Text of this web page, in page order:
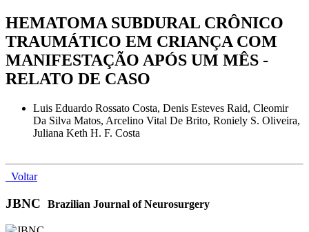
HEMATOMA SUBDURAL CRÔNICO
TRAUMÁTICO EM CRIANÇA COM
MANIFESTAÇÃO APÓS UM MÊS -
RELATO DE CASO
Luis Eduardo Rossato Costa, Denis Esteves Raid, Cleomir
Da Silva Matos, Arcelino Vital De Brito, Roniely S. Oliveira,
Juliana Keth H. F. Costa
Voltar
JBNC Brazilian Journal of Neurosurgery